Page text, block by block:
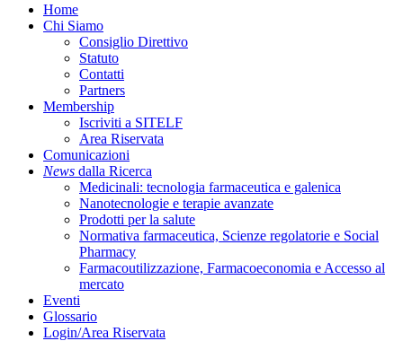
Home
Chi Siamo
Consiglio Direttivo
Statuto
Contatti
Partners
Membership
Iscriviti a SITELF
Area Riservata
Comunicazioni
News dalla Ricerca
Medicinali: tecnologia farmaceutica e galenica
Nanotecnologie e terapie avanzate
Prodotti per la salute
Normativa farmaceutica, Scienze regolatorie e Social
Pharmacy
Farmacoutilizzazione, Farmacoeconomia e Accesso al
mercato
Eventi
Glossario
Login/Area Riservata